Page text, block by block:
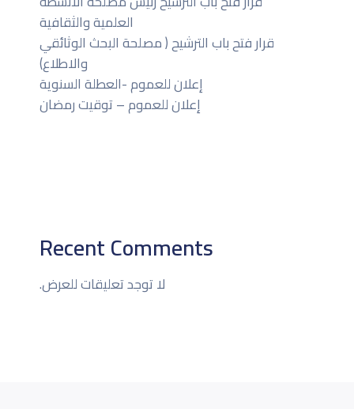
العلمية والثقافية
قرار فتح باب الترشيح ( مصلحة البحث الوثائقي
والاطلاع)
إعلان للعموم -العطلة السنوية
إعلان للعموم – توقيت رمضان
Recent Comments
لا توجد تعليقات للعرض.